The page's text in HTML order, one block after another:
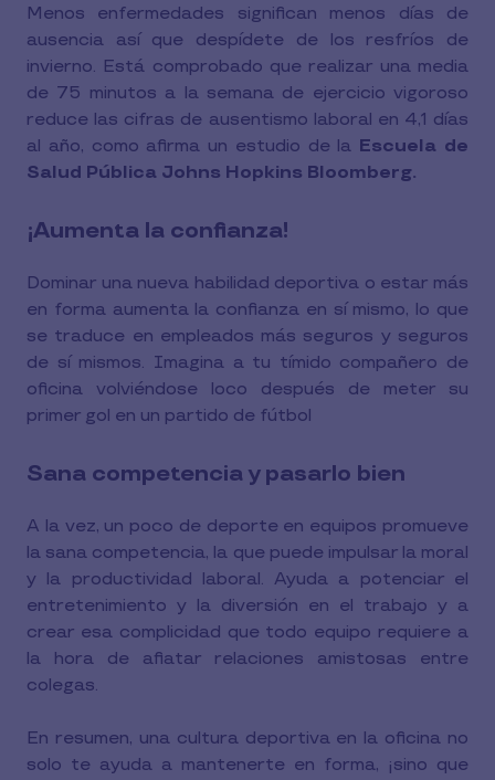
Menos enfermedades significan menos días de
ausencia así que despídete de los resfríos de
invierno. Está comprobado que realizar una media
de 75 minutos a la semana de ejercicio vigoroso
reduce las cifras de ausentismo laboral en 4,1 días
al año, como afirma un estudio de la Escuela de
Salud Pública Johns Hopkins Bloomberg.
¡Aumenta la confianza!
Dominar una nueva habilidad deportiva o estar más
en forma aumenta la confianza en sí mismo, lo que
se traduce en empleados más seguros y seguros
de sí mismos. Imagina a tu tímido compañero de
oficina volviéndose loco después de meter su
primer gol en un partido de fútbol
Sana competencia y pasarlo bien
A la vez, un poco de deporte en equipos promueve
la sana competencia, la que puede impulsar la moral
y la productividad laboral. Ayuda a potenciar el
entretenimiento y la diversión en el trabajo y a
crear esa complicidad que todo equipo requiere a
la hora de afiatar relaciones amistosas entre
colegas.
En resumen, una cultura deportiva en la oficina no
solo te ayuda a mantenerte en forma, ¡sino que